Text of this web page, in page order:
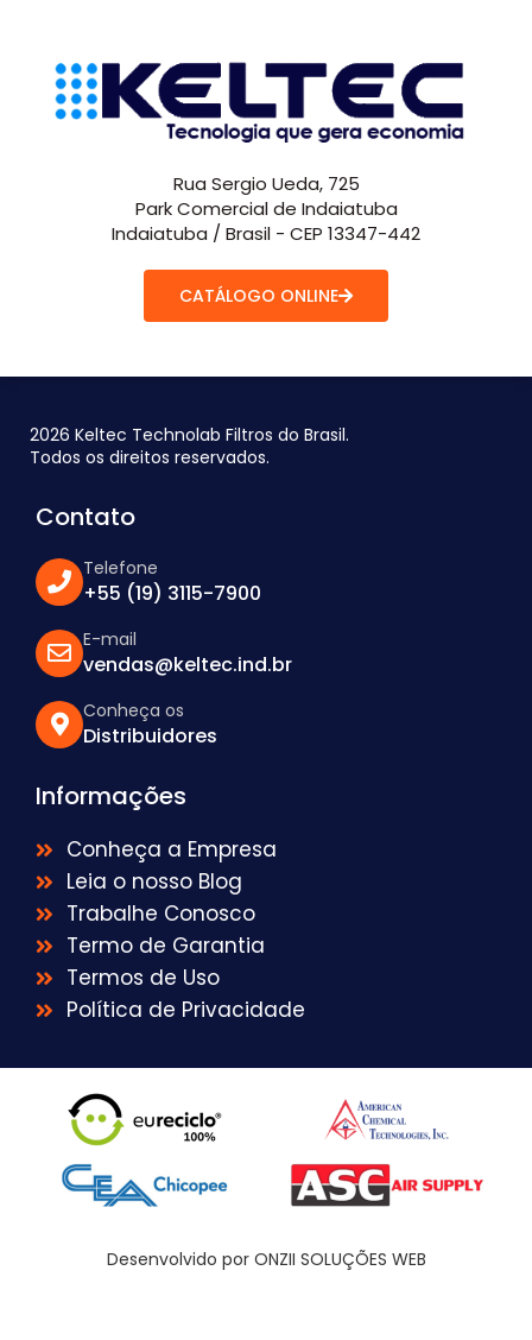
Rua Sergio Ueda, 725
Park Comercial de Indaiatuba
Indaiatuba / Brasil - CEP 13347-442
CATÁLOGO ONLINE
2026 Keltec Technolab Filtros do Brasil.
Todos os direitos reservados.
Contato
Telefone
+55 (19) 3115-7900
E-mail
vendas@keltec.ind.br
Conheça os
Distribuidores
Informações
Conheça a Empresa
Leia o nosso Blog
Trabalhe Conosco
Termo de Garantia
Termos de Uso
Política de Privacidade
Desenvolvido por ONZII SOLUÇÕES WEB